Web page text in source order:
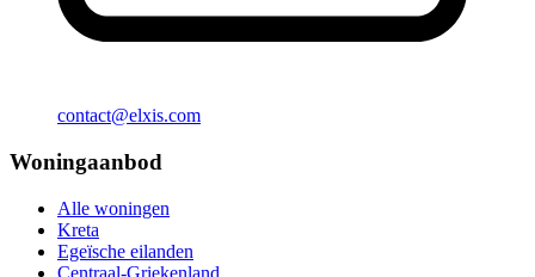
contact@elxis.com
Woningaanbod
Alle woningen
Kreta
Egeïsche eilanden
Centraal-Griekenland